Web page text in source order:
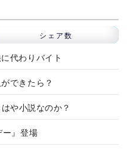
シェア数
代わりバイト
できたら？
や小説なのか？
ー』登場